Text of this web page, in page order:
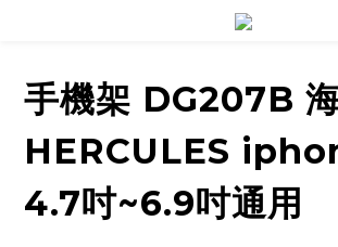
手機架 DG207B
HERCULES
4.7吋~6.9吋通用